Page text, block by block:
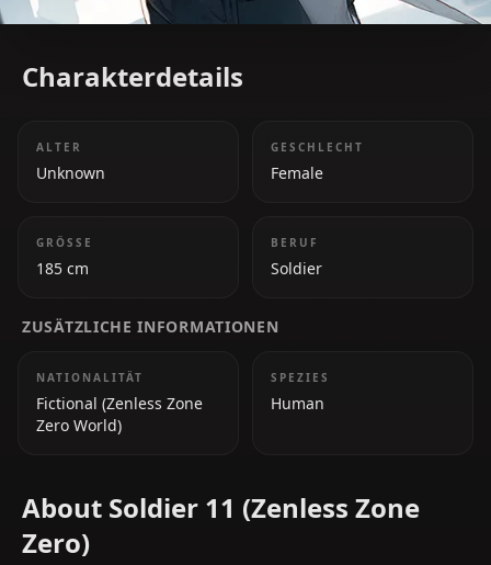
Charakterdetails
ALTER
Unknown
GESCHLECHT
Female
GRÖSSE
185 cm
BERUF
Soldier
ZUSÄTZLICHE INFORMATIONEN
NATIONALITÄT
Fictional (Zenless Zone
Zero World)
SPEZIES
Human
About Soldier 11 (Zenless Zone
Zero)